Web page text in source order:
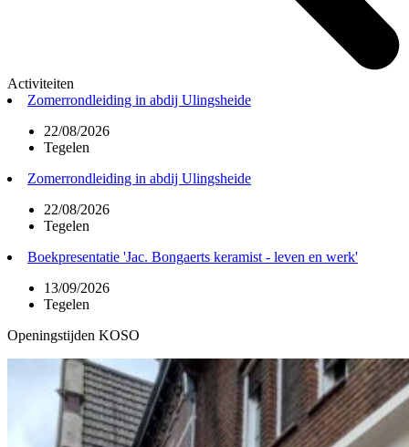
Activiteiten
Zomerrondleiding in abdij Ulingsheide
22/08/2026
Tegelen
Zomerrondleiding in abdij Ulingsheide
22/08/2026
Tegelen
Boekpresentatie 'Jac. Bongaerts keramist - leven en werk'
13/09/2026
Tegelen
Openingstijden KOSO